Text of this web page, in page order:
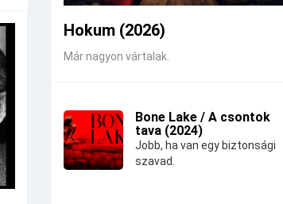
Hokum (2026)
Már nagyon vártalak.
Bone Lake / A csontok
tava (2024)
Jobb, ha van egy biztonsági
szavad.